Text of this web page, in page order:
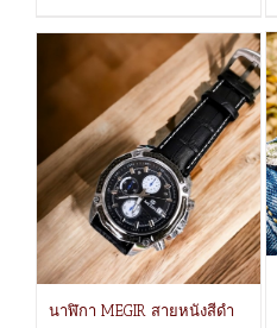
นาฬิกา MEGIR สายหนังสีดำ